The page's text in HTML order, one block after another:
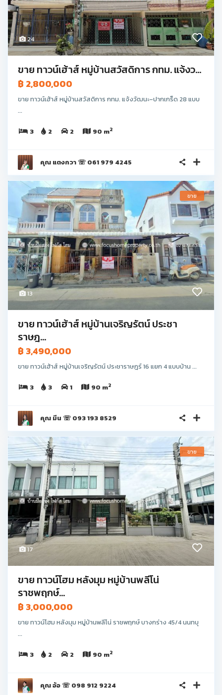
24
ขาย ทาวน์เฮ้าส์ หมู่บ้านสวัสดิการ กทม. แจ้งว...
฿ 2,800,000
ขาย ทาวน์เฮ้าส์ หมู่บ้านสวัสดิการ กทม. แจ้งวัฒนะ–ปากเกร็ด 28 แบบ
...
3 2 2 90 m2
คุณ แตงกวา ☏ 061 979 4245
13
ขาย
ขาย ทาวน์เฮ้าส์ หมู่บ้านเจริญรัตน์ ประชา
ราษฎ...
฿ 3,490,000
ขาย ทาวน์เฮ้าส์ หมู่บ้านเจริญรัตน์ ประชาราษฎร์ 16 แยก 4 แบบบ้าน ...
3 3 1 90 m2
คุณ มีน ☏ 093 193 8529
17
ขาย
ขาย ทาวน์โฮม หลังมุม หมู่บ้านพลีโน่
ราชพฤกษ์...
฿ 3,000,000
ขาย ทาวน์โฮม หลังมุม หมู่บ้านพลีโน่ ราชพฤกษ์ บางกร่าง 45/4 นนทบุ
...
3 2 2 90 m2
คุณ อ้อ ☏ 098 912 9224